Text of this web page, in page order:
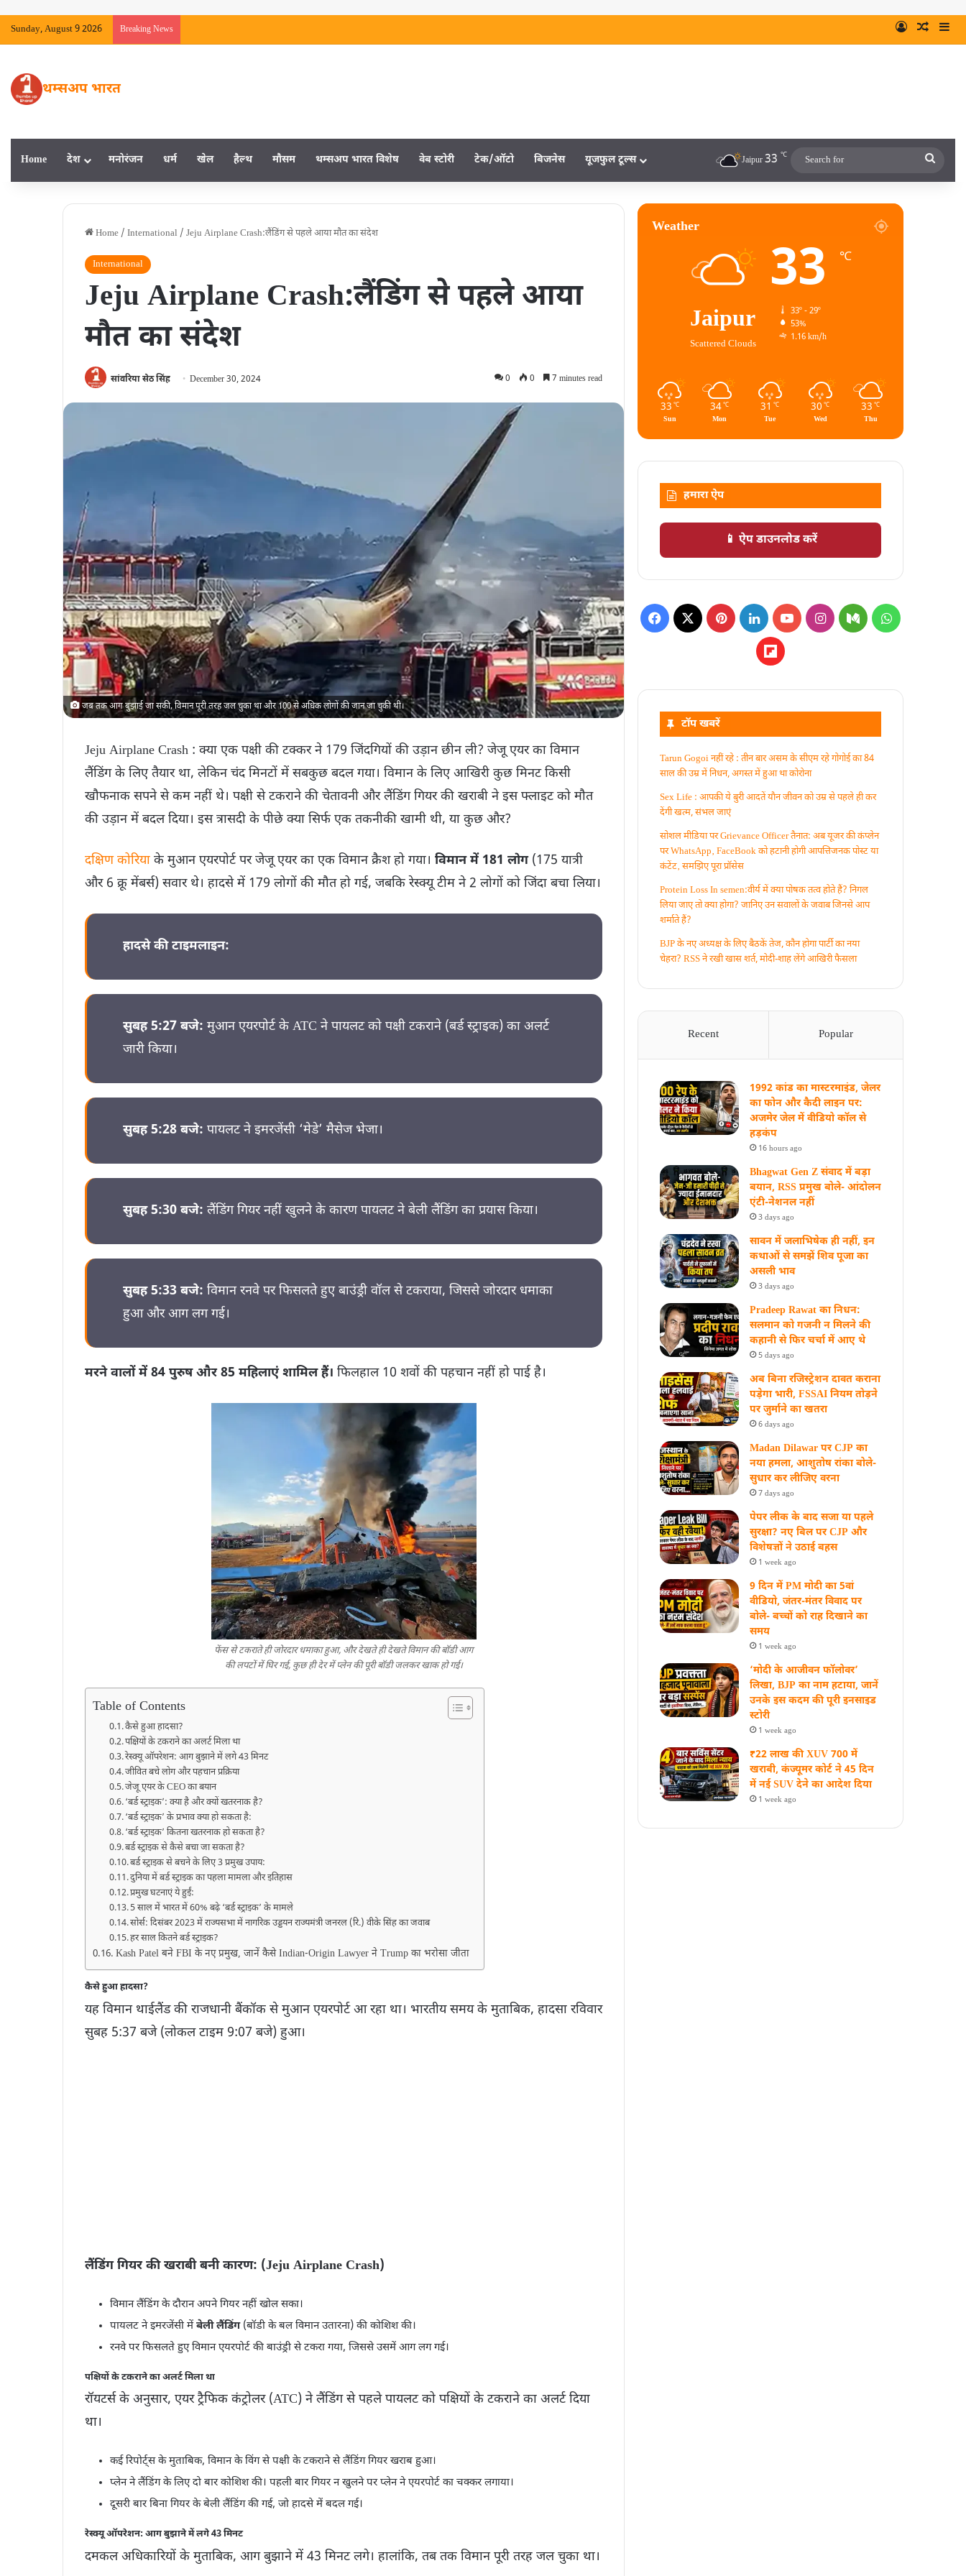
Sunday, August 9 2026 Breaking News
थम्सअप भारत
Home देश मनाेरंजन धर्म खेल हैल्‍थ मौसम थम्‍सअप भारत विशेष वेब स्‍टोरी टेक/ऑटो बिजनेस यूजफुल टूल्‍स Jaipur33 ℃
Home / International / Jeju Airplane Crash:लैंडिंग से पहले आया मौत का संदेश
International
Jeju Airplane Crash:लैंडिंग से पहले आया
मौत का संदेश
सांवरिया सेठ सिंह December 30, 2024 0 0 7 minutes read
जब तक आग बुझाई जा सकी, विमान पूरी तरह जल चुका था और 100 से अधिक लोगों की जान जा चुकी थी।
Jeju Airplane Crash : क्या एक पक्षी की टक्कर ने 179 जिंदगियों की उड़ान छीन ली? जेजू एयर का विमान
लैंडिंग के लिए तैयार था, लेकिन चंद मिनटों में सबकुछ बदल गया। विमान के लिए आखिरी कुछ मिनट किसी
खौफनाक सपने से कम नहीं थे। पक्षी से टकराने की चेतावनी और लैंडिंग गियर की खराबी ने इस फ्लाइट को मौत
की उड़ान में बदल दिया। इस त्रासदी के पीछे क्या सिर्फ एक तकनीकी खामी थी, या कुछ और?
दक्षिण कोरिया के मुआन एयरपोर्ट पर जेजू एयर का एक विमान क्रैश हो गया। विमान में 181 लोग(175 यात्री
और 6 क्रू मेंबर्स) सवार थे। हादसे में 179 लोगों की मौत हो गई, जबकि रेस्क्यू टीम ने 2 लोगों को जिंदा बचा लिया।
हादसे की टाइमलाइन:
सुबह 5:27 बजे: मुआन एयरपोर्ट के ATC ने पायलट को पक्षी टकराने (बर्ड स्ट्राइक) का अलर्ट
जारी किया।
सुबह 5:28 बजे: पायलट ने इमरजेंसी ‘मेडे’ मैसेज भेजा।
सुबह 5:30 बजे: लैंडिंग गियर नहीं खुलने के कारण पायलट ने बेली लैंडिंग का प्रयास किया।
सुबह 5:33 बजे: विमान रनवे पर फिसलते हुए बाउंड्री वॉल से टकराया, जिससे जोरदार धमाका
हुआ और आग लग गई।
मरने वालों में 84 पुरुष और 85 महिलाएं शामिल हैं। फिलहाल 10 शवों की पहचान नहीं हो पाई है।
फेंस से टकराते ही जोरदार धमाका हुआ, और देखते ही देखते विमान की बॉडी आग
की लपटों में घिर गई, कुछ ही देर में प्‍लेन की पूरी बॉडी जलकर खाक हो गई।
Table of Contents
कैसे हुआ हादसा?
पक्षियों के टकराने का अलर्ट मिला था
रेस्क्यू ऑपरेशन: आग बुझाने में लगे 43 मिनट
जीवित बचे लोग और पहचान प्रक्रिया
जेजू एयर के CEO का बयान
‘बर्ड स्ट्राइक’: क्या है और क्यों खतरनाक है?
‘बर्ड स्ट्राइक’ के प्रभाव क्‍या हो सकता है:
‘बर्ड स्ट्राइक’ कितना खतरनाक हो सकता है?
बर्ड स्ट्राइक से कैसे बचा जा सकता है?
बर्ड स्ट्राइक से बचने के लिए 3 प्रमुख उपाय:
दुनिया में बर्ड स्ट्राइक का पहला मामला और इतिहास
प्रमुख घटनाएं ये हुईं:
5 साल में भारत में 60% बढ़े ‘बर्ड स्ट्राइक’ के मामले
सोर्स: दिसंबर 2023 में राज्यसभा में नागरिक उड्डयन राज्यमंत्री जनरल (रि.) वीके सिंह का जवाब
हर साल कितने बर्ड स्ट्राइक?
Kash Patel बने FBI के नए प्रमुख, जानें कैसे Indian-Origin Lawyer ने Trump का भरोसा जीता
कैसे हुआ हादसा?
यह विमान थाईलैंड की राजधानी बैंकॉक से मुआन एयरपोर्ट आ रहा था। भारतीय समय के मुताबिक, हादसा रविवार
सुबह 5:37 बजे (लोकल टाइम 9:07 बजे) हुआ।
लैंडिंग गियर की खराबी बनी कारण: (Jeju Airplane Crash)
विमान लैंडिंग के दौरान अपने गियर नहीं खोल सका।
पायलट ने इमरजेंसी मेंबेली लैंडिंग(बॉडी के बल विमान उतारना) की कोशिश की।
रनवे पर फिसलते हुए विमान एयरपोर्ट की बाउंड्री से टकरा गया, जिससे उसमें आग लग गई।
पक्षियों के टकराने का अलर्ट मिला था
रॉयटर्स के अनुसार, एयर ट्रैफिक कंट्रोलर (ATC) ने लैंडिंग से पहले पायलट को पक्षियों के टकराने का अलर्ट दिया
था।
कई रिपोर्ट्स के मुताबिक, विमान के विंग से पक्षी के टकराने से लैंडिंग गियर खराब हुआ।
प्लेन ने लैंडिंग के लिए दो बार कोशिश की। पहली बार गियर न खुलने पर प्लेन ने एयरपोर्ट का चक्कर लगाया।
दूसरी बार बिना गियर के बेली लैंडिंग की गई, जो हादसे में बदल गई।
रेस्क्यू ऑपरेशन: आग बुझाने में लगे 43 मिनट
दमकल अधिकारियों के मुताबिक, आग बुझाने में 43 मिनट लगे। हालांकि, तब तक विमान पूरी तरह जल चुका था।
Weather
Jaipur
Scattered Clouds
33 ℃
33º - 29º
53%
1.16 km/h
33 ℃
Sun
34 ℃
Mon
31 ℃
Tue
30 ℃
Wed
33 ℃
Thu
हमारा ऐप
📱 ऐप डाउनलोड करें
टॉप खबरें
Tarun Gogoi नहीं रहे : तीन बार असम के सीएम रहे गोगोई का 84
साल की उम्र में निधन, अगस्त में हुआ था कोरोना
Sex Life : आपकी ये बुरी आदतें याैन जीवन को उम्र से पहले ही कर
देंगी खत्म, संभल जाएं
सोशल मीडिया पर Grievance Officer तैनात: अब यूजर की कंप्लेन
पर WhatsApp‚ FaceBook को हटानी होगी आपत्तिजनक पोस्ट या
कंटेंट‚ समझिए पूरा प्रॉसेस
Protein Loss In semen:वीर्य में क्या पोषक तत्व होते हैं? निगल
लिया जाए तो क्या होगा? जानिए उन सवालों के जवाब जिनसे आप
शर्माते हैं?
BJP के नए अध्यक्ष के लिए बैठकें तेज, कौन होगा पार्टी का नया
चेहरा? RSS ने रखी खास शर्त, मोदी-शाह लेंगे आखिरी फैसला
Recent Popular
1992 कांड का मास्टरमाइंड, जेलर
का फोन और कैदी लाइन पर:
अजमेर जेल में वीडियो कॉल से
हड़कंप
16 hours ago
Bhagwat Gen Z संवाद में बड़ा
बयान, RSS प्रमुख बोले- आंदोलन
एंटी-नेशनल नहीं
3 days ago
सावन में जलाभिषेक ही नहीं, इन
कथाओं से समझें शिव पूजा का
असली भाव
3 days ago
Pradeep Rawat का निधन:
सलमान को गजनी न मिलने की
कहानी से फिर चर्चा में आए थे
5 days ago
अब बिना रजिस्ट्रेशन दावत कराना
पड़ेगा भारी, FSSAI नियम तोड़ने
पर जुर्माने का खतरा
6 days ago
Madan Dilawar पर CJP का
नया हमला, आशुतोष रांका बोले-
सुधार कर लीजिए वरना
7 days ago
पेपर लीक के बाद सजा या पहले
सुरक्षा? नए बिल पर CJP और
विशेषज्ञों ने उठाई बहस
1 week ago
9 दिन में PM मोदी का 5वां
वीडियो, जंतर-मंतर विवाद पर
बोले- बच्चों को राह दिखाने का
समय
1 week ago
‘मोदी के आजीवन फॉलोवर’
लिखा, BJP का नाम हटाया, जानें
उनके इस कदम की पूरी इनसाइड
स्‍टोरी
1 week ago
₹22 लाख की XUV 700 में
खराबी, कंज्यूमर कोर्ट ने 45 दिन
में नई SUV देने का आदेश दिया
1 week ago